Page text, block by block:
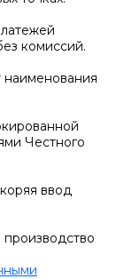
комиссий.
наименования
Честного
ввод
производство